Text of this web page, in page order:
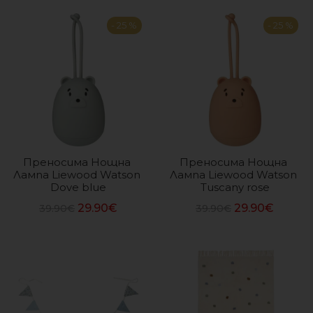
- 25 %
Преносима Нощна
Лампа Liewood Watson
Dove blue
29.90€
- 25 %
Преносима Нощна
Лампа Liewood Watson
Tuscany rose
29.90€